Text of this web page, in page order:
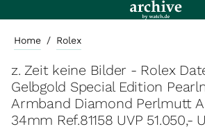
Home / Rolex
z. Zeit keine Bilder - Rolex
Gelbgold Special Edition
Armband Diamond Perlmutt
34mm Ref.81158 UVP 51.050,-